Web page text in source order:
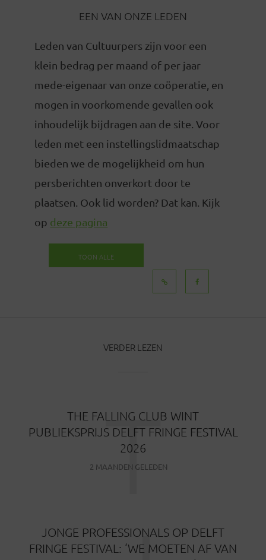
EEN VAN ONZE LEDEN
Leden van Cultuurpers zijn voor een
klein bedrag per maand of per jaar
mede-eigenaar van onze coöperatie, en
mogen in voorkomende gevallen ook
inhoudelijk bijdragen aan de site. Voor
leden met een instellingslidmaatschap
bieden we de mogelijkheid om hun
persberichten onverkort door te
plaatsen. Ook lid worden? Dat kan. Kijk
op deze pagina
TOON ALLE
VERDER LEZEN
THE FALLING CLUB WINT
PUBLIEKSPRIJS DELFT FRINGE FESTIVAL
2026
2 MAANDEN GELEDEN
T
JONGE PROFESSIONALS OP DELFT
FRINGE FESTIVAL: ‘WE MOETEN AF VAN